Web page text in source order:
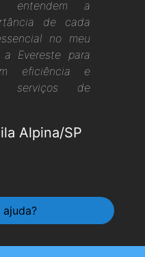
entendem a
de cada
no meu
a Evereste para
eficiência e
serviços de
Alpina/SP
ajuda?